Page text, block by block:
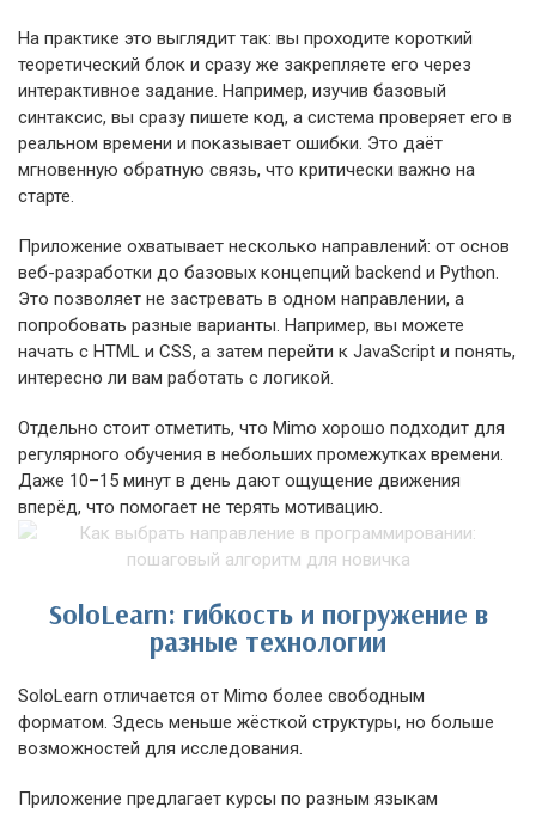
На практике это выглядит так: вы проходите короткий
теоретический блок и сразу же закрепляете его через
интерактивное задание. Например, изучив базовый
синтаксис, вы сразу пишете код, а система проверяет его в
реальном времени и показывает ошибки. Это даёт
мгновенную обратную связь, что критически важно на
старте.
Приложение охватывает несколько направлений: от основ
веб-разработки до базовых концепций backend и Python.
Это позволяет не застревать в одном направлении, а
попробовать разные варианты. Например, вы можете
начать с HTML и CSS, а затем перейти к JavaScript и понять,
интересно ли вам работать с логикой.
Отдельно стоит отметить, что Mimo хорошо подходит для
регулярного обучения в небольших промежутках времени.
Даже 10–15 минут в день дают ощущение движения
вперёд, что помогает не терять мотивацию.
SoloLearn: гибкость и погружение в
разные технологии
SoloLearn отличается от Mimo более свободным
форматом. Здесь меньше жёсткой структуры, но больше
возможностей для исследования.
Приложение предлагает курсы по разным языкам